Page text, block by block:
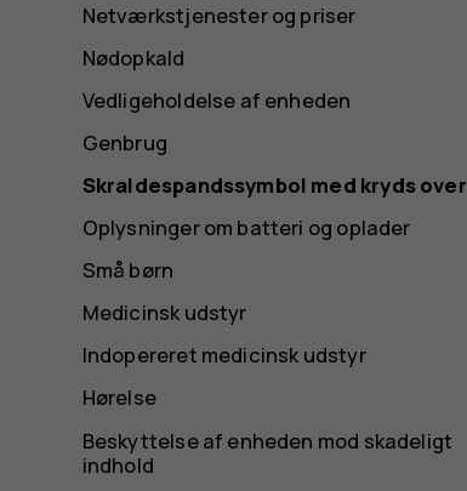
Netværkstjenester og priser
Nødopkald
Vedligeholdelse af enheden
Genbrug
Skraldespandssymbol med kryds over
Oplysninger om batteri og oplader
Små børn
Medicinsk udstyr
Indopereret medicinsk udstyr
Hørelse
Beskyttelse af enheden mod skadeligt
indhold